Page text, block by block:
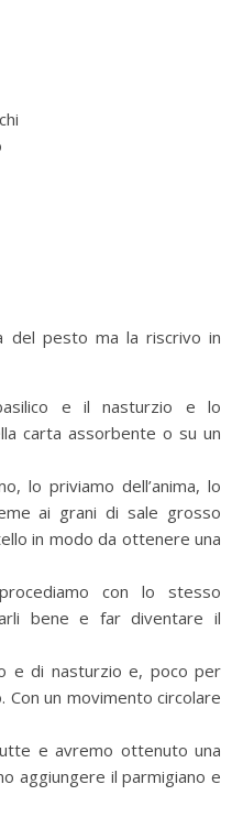
del pesto ma la riscrivo in
e il nasturzio e lo
carta assorbente o su un
lo priviamo dell’anima, lo
ai grani di sale grosso
in modo da ottenere una
con lo stesso
bene e far diventare il
e di nasturzio e, poco per
un movimento circolare
e avremo ottenuto una
aggiungere il parmigiano e